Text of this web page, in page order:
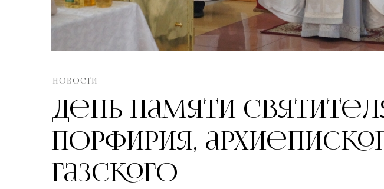
НОВОСТИ
День памяти
Порфирия,
Газского